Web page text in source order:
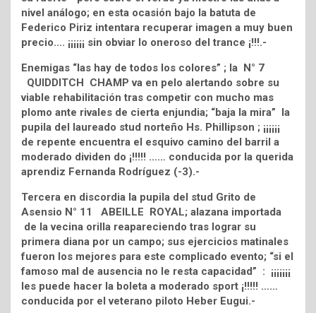
nivel análogo; en esta ocasión bajo la batuta de
Federico Piriz intentara recuperar imagen a muy buen
precio…. ¡¡¡¡¡¡ sin obviar lo oneroso del trance ¡!!!.-
Enemigas “las hay de todos los colores” ; la N° 7
QUIDDITCH CHAMP va en pelo alertando sobre su
viable rehabilitación tras competir con mucho mas
plomo ante rivales de cierta enjundia; “baja la mira” la
pupila del laureado stud norteño Hs. Phillipson ; ¡¡¡¡¡¡
de repente encuentra el esquivo camino del barril a
moderado dividen do ¡!!!!! …… conducida por la querida
aprendiz Fernanda Rodríguez (-3).-
Tercera en discordia la pupila del stud Grito de
Asensio N° 11 ABEILLE ROYAL; alazana importada
de la vecina orilla reapareciendo tras lograr su
primera diana por un campo; sus ejercicios matinales
fueron los mejores para este complicado evento; “si el
famoso mal de ausencia no le resta capacidad” : ¡¡¡¡¡¡¡
les puede hacer la boleta a moderado sport ¡!!!!! ……
conducida por el veterano piloto Heber Eugui.-